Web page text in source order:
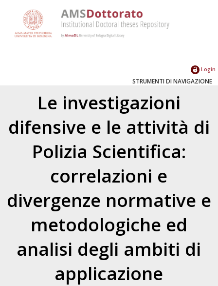
Login
STRUMENTI DI NAVIGAZIONE
Le investigazioni
difensive e le attività di
Polizia Scientifica:
correlazioni e
divergenze normative e
metodologiche ed
analisi degli ambiti di
applicazione